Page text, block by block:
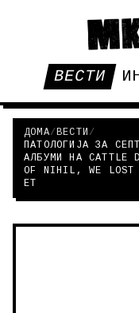
ВЕСТИ
ДОМА/ВЕСТИ /
ПАТОЛОГИЈА ЗА
АЛБУМИ НА CATTLE
OF NIHIL, WE LOST
ET